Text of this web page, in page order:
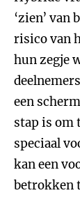
‘zien’ van
risico van
hun zegje
een
stap is om
speciaal
kan een
betrokken